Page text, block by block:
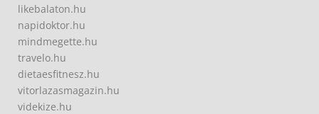
likebalaton.hu
napidoktor.hu
mindmegette.hu
travelo.hu
dietaesfitnesz.hu
vitorlazasmagazin.hu
videkize.hu